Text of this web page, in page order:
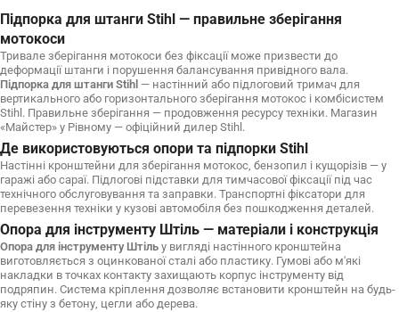
Підпорка для штанги Stihl — правильне зберігання
мотокоси
Тривале зберігання мотокоси без фіксації може призвести до
деформації штанги і порушення балансування привідного вала.
Підпорка для штанги Stihl — настінний або підлоговий тримач для
вертикального або горизонтального зберігання мотокос і комбісистем
Stihl. Правильне зберігання — продовження ресурсу техніки. Магазин
«Майстер» у Рівному — офіційний дилер Stihl.
Де використовуються опори та підпорки Stihl
Настінні кронштейни для зберігання мотокос, бензопил і кущорізів — у
гаражі або сараї. Підлогові підставки для тимчасової фіксації під час
технічного обслуговування та заправки. Транспортні фіксатори для
перевезення техніки у кузові автомобіля без пошкодження деталей.
Опора для інструменту Штіль — матеріали і конструкція
Опора для інструменту Штіль у вигляді настінного кронштейна
виготовляється з оцинкованої сталі або пластику. Гумові або м'які
накладки в точках контакту захищають корпус інструменту від
подряпин. Система кріплення дозволяє встановити кронштейн на будь-
яку стіну з бетону, цегли або дерева.